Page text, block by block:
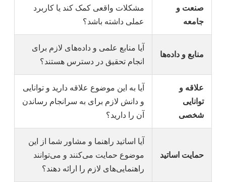
صنعت و
جامعه
مشکلات واقعی کمک کند یا کاربرد
عملی داشته باشد؟
منابع و داده‌ها
آیا منابع علمی و داده‌های لازم برای
انجام تحقیق در دسترس هستند؟
علاقه و
توانایی
شخصی
آیا به این موضوع علاقه دارید و توانایی
و دانش لازم برای به سرانجام رساندن
آن را دارید؟
حمایت اساتید
آیا اساتید راهنما و مشاور شما از این
موضوع حمایت می‌کنند و می‌توانند
راهنمایی‌های لازم را ارائه دهند؟